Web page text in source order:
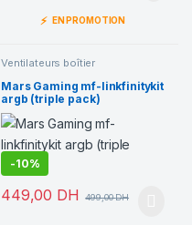
⚡ EN PROMOTION
Ventilateurs boîtier
Mars Gaming mf-linkfinitykit
argb (triple pack)
-10%
449,00 DH 499,00DH